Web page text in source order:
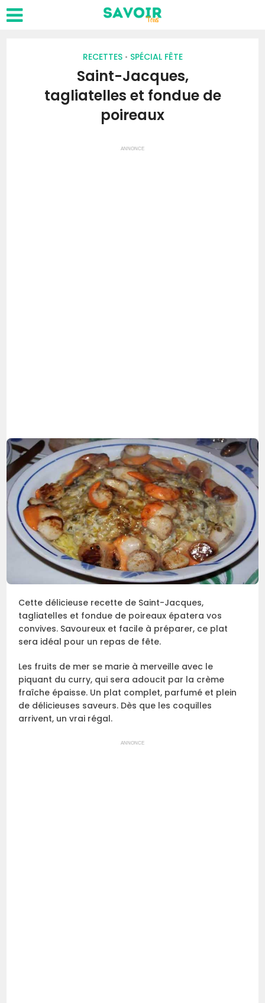
RECETTES • SPÉCIAL FÊTE
Saint-Jacques,
tagliatelles et fondue de
poireaux
ANNONCE
Cette délicieuse recette de Saint-Jacques,
tagliatelles et fondue de poireaux épatera vos
convives. Savoureux et facile à préparer, ce plat
sera idéal pour un repas de fête.
Les fruits de mer se marie à merveille avec le
piquant du curry, qui sera adoucit par la crème
fraîche épaisse. Un plat complet, parfumé et plein
de délicieuses saveurs. Dès que les coquilles
arrivent, un vrai régal.
ANNONCE